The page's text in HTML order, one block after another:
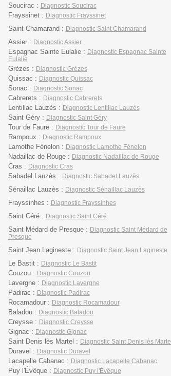
Soucirac : Diagnostic Soucirac
Frayssinet : Diagnostic Frayssinet
Saint Chamarand : Diagnostic Saint Chamarand
Assier : Diagnostic Assier
Espagnac Sainte Eulalie : Diagnostic Espagnac Sainte
Eulalie
Grèzes : Diagnostic Grèzes
Quissac : Diagnostic Quissac
Sonac : Diagnostic Sonac
Cabrerets : Diagnostic Cabrerets
Lentillac Lauzès : Diagnostic Lentillac Lauzès
Saint Géry : Diagnostic Saint Géry
Tour de Faure : Diagnostic Tour de Faure
Rampoux : Diagnostic Rampoux
Lamothe Fénelon : Diagnostic Lamothe Fénelon
Nadaillac de Rouge : Diagnostic Nadaillac de Rouge
Cras : Diagnostic Cras
Sabadel Lauzès : Diagnostic Sabadel Lauzès
Sénaillac Lauzès : Diagnostic Sénaillac Lauzès
Frayssinhes : Diagnostic Frayssinhes
Saint Céré : Diagnostic Saint Céré
Saint Médard de Presque : Diagnostic Saint Médard de
Presque
Saint Jean Lagineste : Diagnostic Saint Jean Lagineste
Le Bastit : Diagnostic Le Bastit
Couzou : Diagnostic Couzou
Lavergne : Diagnostic Lavergne
Padirac : Diagnostic Padirac
Rocamadour : Diagnostic Rocamadour
Baladou : Diagnostic Baladou
Creysse : Diagnostic Creysse
Gignac : Diagnostic Gignac
Saint Denis lès Martel : Diagnostic Saint Denis lès Martel
Duravel : Diagnostic Duravel
Lacapelle Cabanac : Diagnostic Lacapelle Cabanac
Puy l'Évêque : Diagnostic Puy l'Évêque